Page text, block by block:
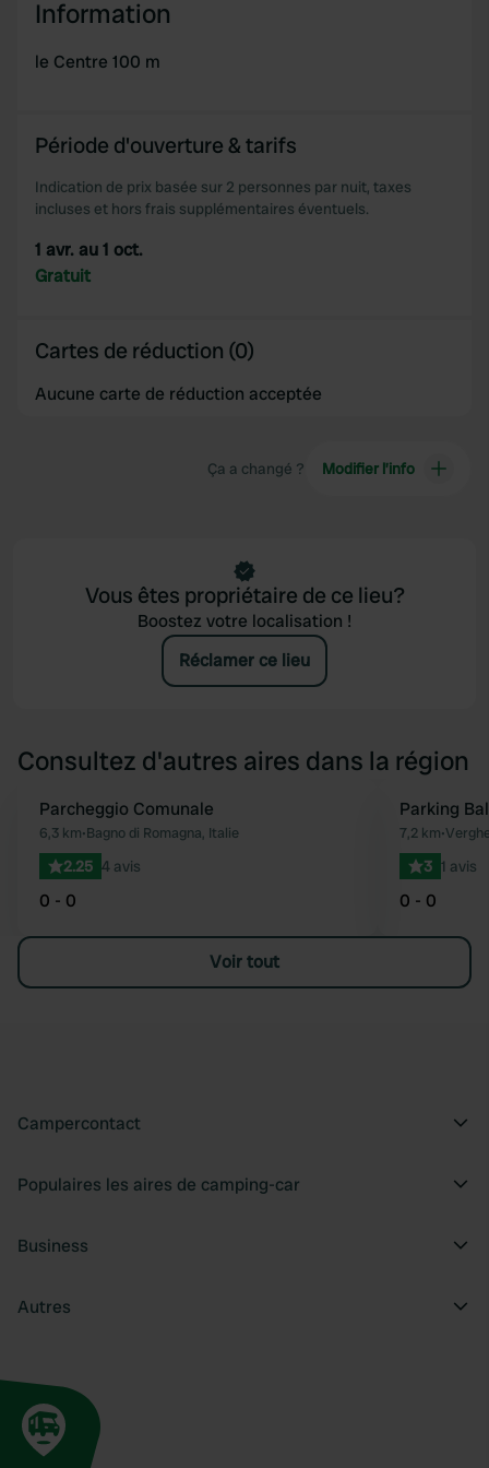
provide social media features and to analyse our traffic.
We also share information about your use of our site with
provided to them or that they’ve collected from your use
of their services.
Information
le Centre 100 m
Période d'ouverture & tarifs
Indication de prix basée sur 2 personnes par nuit, taxes
incluses et hors frais supplémentaires éventuels.
1 avr. au 1 oct.
Gratuit
Cartes de réduction (0)
Aucune carte de réduction acceptée
Ça a changé ? Modifier l’info
Vous êtes propriétaire de ce lieu?
Boostez votre localisation !
Réclamer ce lieu
Consultez d'autres aires dans la région
Préféré
Parcheggio Comunale
6,3 km•Bagno di Romagna, Italie
2.25 4 avis
0 - 0
Parking
7,2 km•
3 1 avis
0 - 0
Voir tout
Campercontact
Populaires les aires de camping-car
Business
Autres